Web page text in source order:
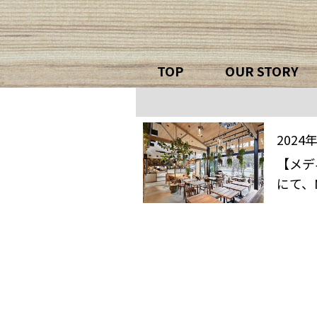
TOP OUR STORY
2024
【メ
にて